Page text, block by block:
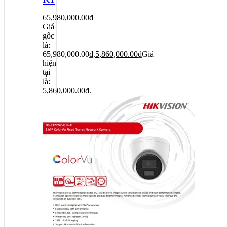
65,980,000.00₫
Giá
gốc
là:
65,980,000.00₫.5,860,000.00₫Giá
hiện
tại
là:
5,860,000.00₫.